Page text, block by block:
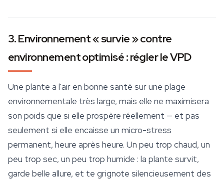
3. Environnement « survie » contre
environnement optimisé : régler le VPD
Une plante a l'air en bonne santé sur une plage
environnementale très large, mais elle ne maximisera
son poids que si elle prospère réellement — et pas
seulement si elle encaisse un micro-stress
permanent, heure après heure. Un peu trop chaud, un
peu trop sec, un peu trop humide : la plante survit,
garde belle allure, et te grignote silencieusement des